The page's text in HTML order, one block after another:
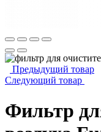
Предыдущий товар
Следующий товар
Фильтр